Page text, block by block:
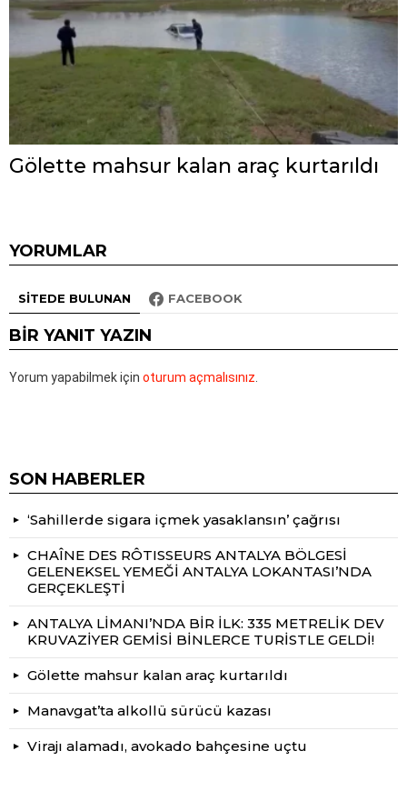
Gölette mahsur kalan araç kurtarıldı
YORUMLAR
SITEDE BULUNAN FACEBOOK
BIR YANIT YAZIN
Yorum yapabilmek için oturum açmalısınız
SON HABERLER
‘Sahillerde sigara içmek yasaklansın’ çağrısı
CHAÎNE DES RÔTISSEURS ANTALYA BÖLGESİ
GELENEKSEL YEMEĞİ ANTALYA LOKANTASI’NDA
GERÇEKLEŞTİ
ANTALYA LİMANI’NDA BİR İLK: 335 METRELİK DEV
KRUVAZİYER GEMİSİ BİNLERCE TURİSTLE GELDİ!
Gölette mahsur kalan araç kurtarıldı
Manavgat’ta alkollü sürücü kazası
Virajı alamadı, avokado bahçesine uçtu